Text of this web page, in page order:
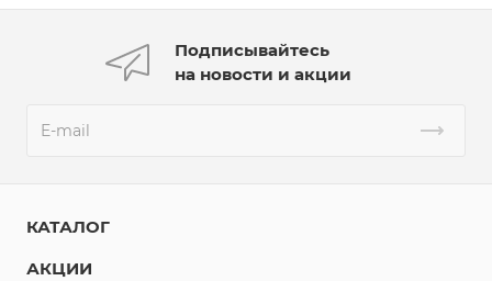
Подписывайтесь
на новости и акции
КАТАЛОГ
АКЦИИ